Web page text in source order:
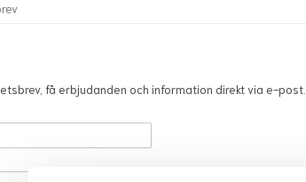
få erbjudanden och information direkt via e-post.